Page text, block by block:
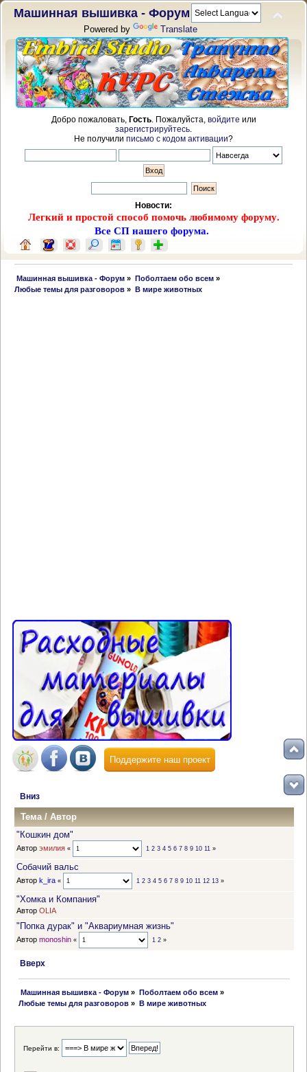
Машинная вышивка - Форум
Powered by Translate
Добро пожаловать, Гость. Пожалуйста, войдите или
зарегистрируйтесь
Не получили письмо с кодом активации?
Новости:
Легкий и простой способ помочь любимому форуму.
Все СП нашего форума.
Машинная вышивка - Форум » Поболтаем обо всем»
Любые темы для разговоров » В мире животных
Поддержите наш проект
Вниз
Тема/Автор
"Кошкин дом"
Автор эмилия « 1 2 3 4 5 6 7 8 9 10 11»
Собачий вальс
Автор k_ira « 1 2 3 4 5 6 7 8 9 10 11 12 13»
"Хомка и Компания"
Автор OLIA
"Попка дурак" и "Аквариумная жизнь"
Автор monoshin « 1 2»
Вверх
Машинная вышивка - Форум » Поболтаем обо всем»
Любые темы для разговоров » В мире животных
Перейти в: